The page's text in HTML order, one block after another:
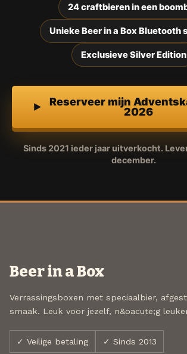
24 craftbieren in een
Unieke Beer in a Box Bluetooth
Exclusieve Silver Edition
Reserveer mijn
2026
Sinds 2021 ieder jaar uitverkocht.
december.
Beer in a Box
Verrassingsboxen met speciaalbier,
smaak. Leuk voor jezelf, n&oacute;g
✓ Veilige betaling ✓ Sinds 2013